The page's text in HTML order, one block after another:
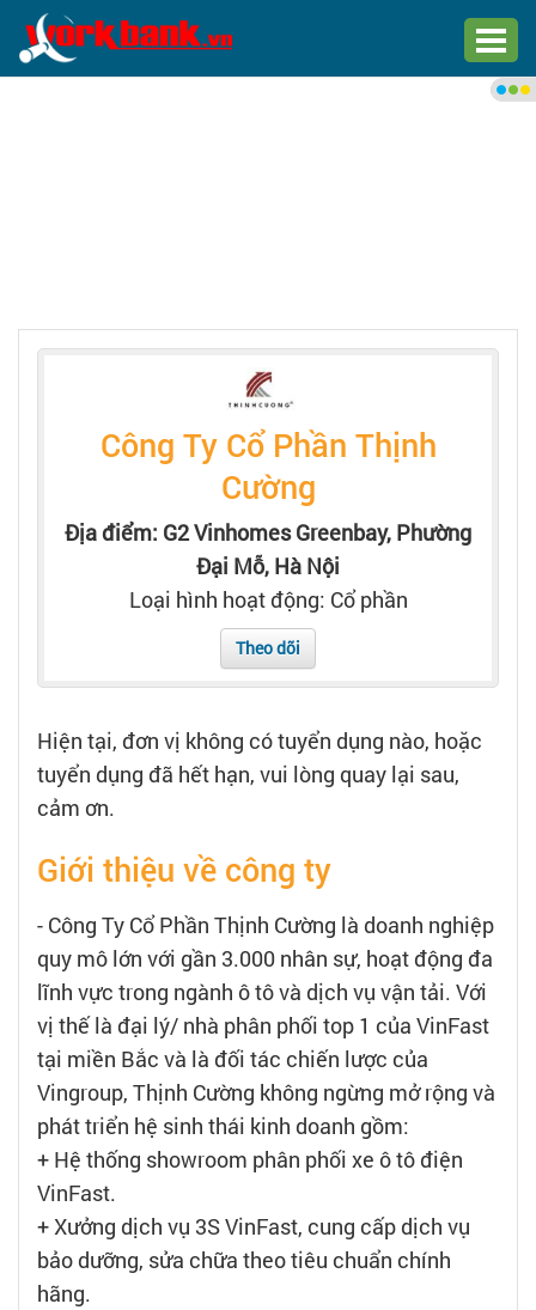
Trang chủ
Tạo hồ sơ
Cẩm nang việc làm
Bạn cần tuyển người
Nhà tuyển dụng
Công Ty Cổ Phần Thịnh
Cường
Địa điểm: G2 Vinhomes Greenbay, Phường
Đại Mỗ, Hà Nội
Loại hình hoạt động: Cổ phần
Theo dõi
Hiện tại, đơn vị không có tuyển dụng nào, hoặc
tuyển dụng đã hết hạn, vui lòng quay lại sau,
cảm ơn.
Giới thiệu về công ty
- Công Ty Cổ Phần Thịnh Cường là doanh nghiệp
quy mô lớn với gần 3.000 nhân sự, hoạt động đa
lĩnh vực trong ngành ô tô và dịch vụ vận tải. Với
vị thế là đại lý/ nhà phân phối top 1 của VinFast
tại miền Bắc và là đối tác chiến lược của
Vingroup, Thịnh Cường không ngừng mở rộng và
phát triển hệ sinh thái kinh doanh gồm:
+ Hệ thống showroom phân phối xe ô tô điện
VinFast.
+ Xưởng dịch vụ 3S VinFast, cung cấp dịch vụ
bảo dưỡng, sửa chữa theo tiêu chuẩn chính
hãng.